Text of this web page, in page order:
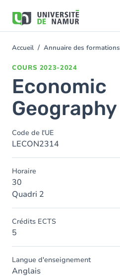
contenu
You
Accueil Annuaire des formations
COURS 2023-2024
Economic
Geography
Code de l'UE
LECON2314
Horaire
30
Quadri 2
Crédits ECTS
5
Langue d'enseignement
Anglais